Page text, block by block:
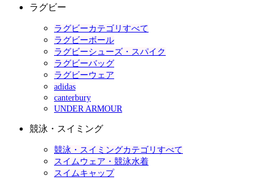
ラグビー
ラグビーカテゴリすべて
ラグビーボール
ラグビーシューズ・スパイク
ラグビーバッグ
ラグビーウェア
adidas
canterbury
UNDER ARMOUR
競泳・スイミング
競泳・スイミングカテゴリすべて
スイムウェア・競泳水着
スイムキャップ